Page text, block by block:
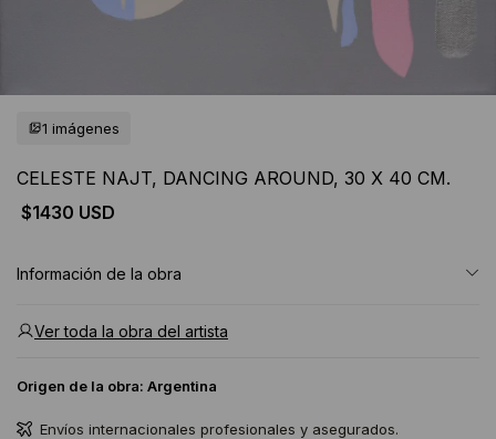
1 imágenes
CELESTE NAJT, DANCING AROUND, 30 X 40 CM.
$1430 USD
Información de la obra
Ver toda la obra del artista
Origen de la obra: Argentina
Envíos internacionales profesionales y asegurados.